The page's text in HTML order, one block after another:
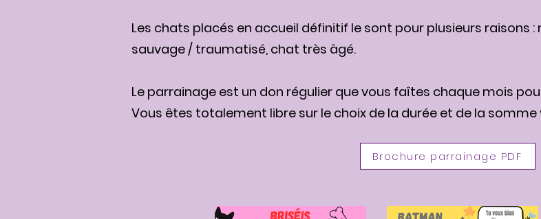
Les chats placés en accueil définitif le sont pour plusieurs
sauvage / traumatisé, chat très âgé.
Le parrainage est un don régulier que vous faîtes chaque mois
Vous êtes totalement libre sur le choix de la durée et de la
Brochure parrainage PDF